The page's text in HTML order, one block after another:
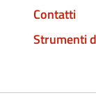
Contatti
Strumenti